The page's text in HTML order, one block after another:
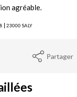
agréable.
| 23000 SALY
Partager